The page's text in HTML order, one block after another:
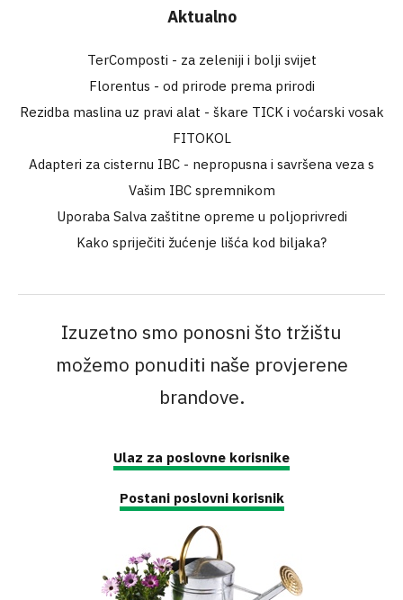
Aktualno
TerComposti - za zeleniji i bolji svijet
Florentus - od prirode prema prirodi
Rezidba maslina uz pravi alat - škare TICK i voćarski vosak
FITOKOL
Adapteri za cisternu IBC - nepropusna i savršena veza s
Vašim IBC spremnikom
Uporaba Salva zaštitne opreme u poljoprivredi
Kako spriječiti žućenje lišća kod biljaka?
Izuzetno smo ponosni što tržištu
možemo ponuditi naše provjerene
brandove.
Ulaz za poslovne korisnike
Postani poslovni korisnik